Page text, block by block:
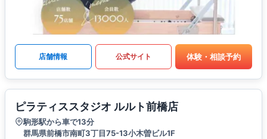
店舗情報 公式サイト 体験・相談予約
ピラティススタジオ ルルト前橋店
駒形駅から車で13分
群馬県前橋市南町3丁目75-13小木曽ビル1F